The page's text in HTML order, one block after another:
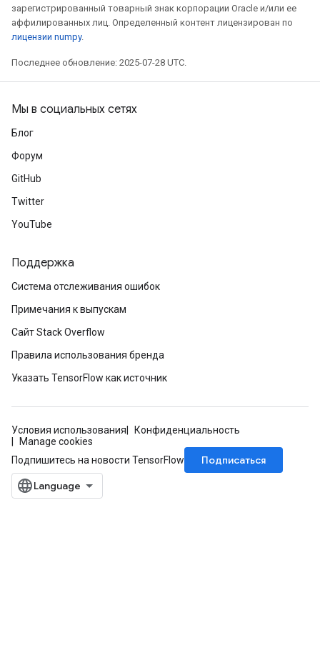
зарегистрированный товарный знак корпорации Oracle и/или ее
аффилированных лиц. Определенный контент лицензирован по
лицензии numpy.
Последнее обновление: 2025-07-28 UTC.
Мы в социальных сетях
Блог
Форум
GitHub
Twitter
YouTube
Поддержка
Система отслеживания ошибок
Примечания к выпускам
Сайт Stack Overflow
Правила использования бренда
Указать TensorFlow как источник
Условия использования
Конфиденциальность
Manage cookies
Подпишитесь на новости TensorFlow
Подписаться